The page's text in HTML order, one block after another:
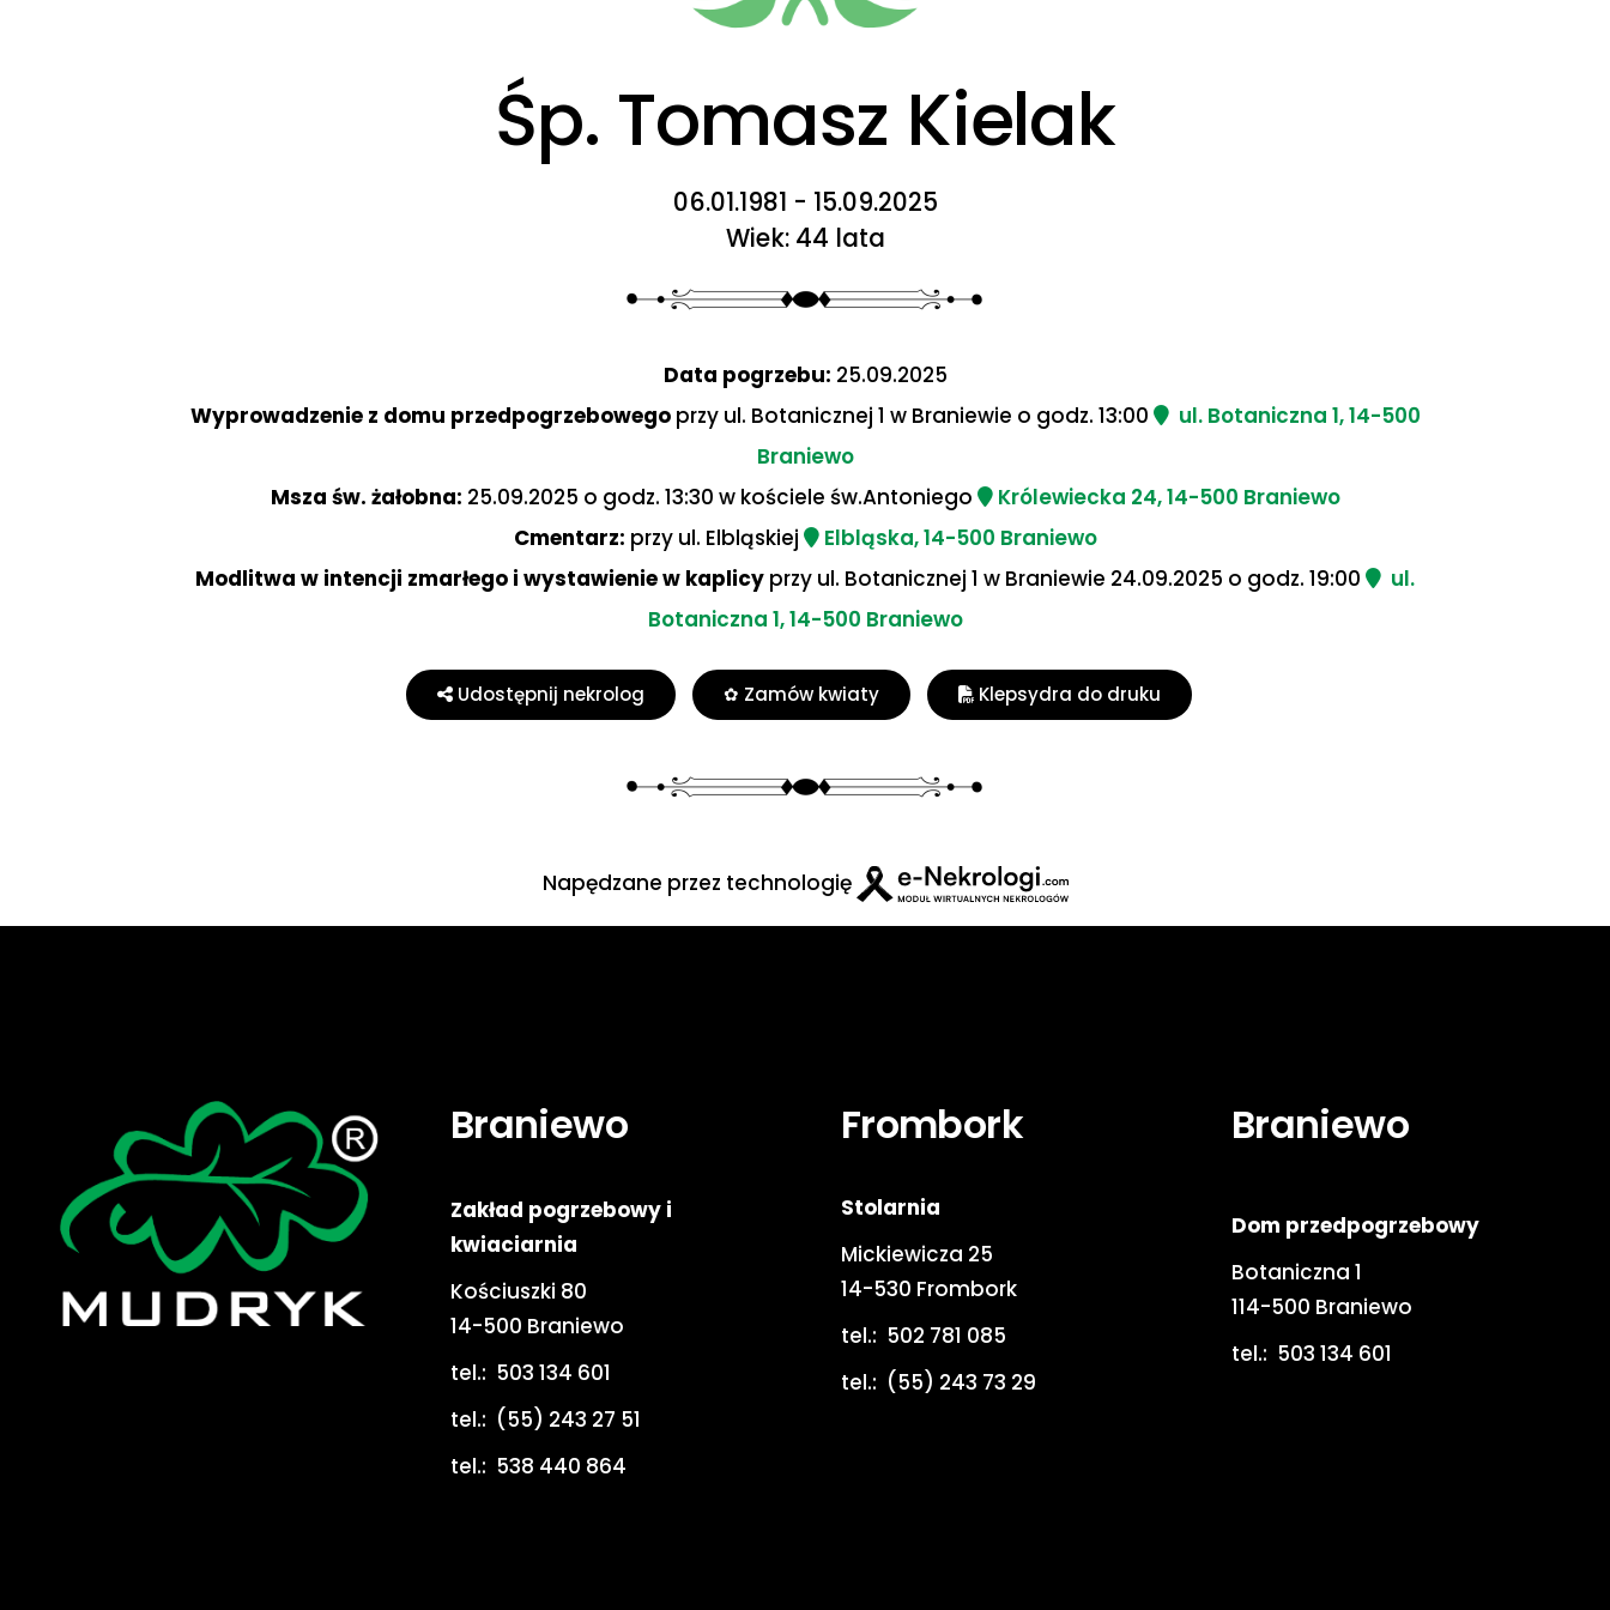
Śp. Tomasz Kielak
06.01.1981 - 15.09.2025
Wiek: 44 lata
Data pogrzebu: 25.09.2025
Wyprowadzenie z domu przedpogrzebowegoprzy ul. Botanicznej 1 w Braniewie o godz. 13:00
ul. Botaniczna 1, 14-500
Braniewo
Msza św. żałobna: 25.09.2025 o godz. 13:30 w kościele św.Antoniego
Królewiecka 24, 14-500 Braniewo
Cmentarz: przy ul. Elbląskiej
Elbląska, 14-500 Braniewo
Modlitwa w intencji zmarłego i wystawienie w kaplicy przy ul. Botanicznej 1 w Braniewie 24.09.2025 o godz. 19:00
ul.
Botaniczna 1, 14-500 Braniewo
Udostępnij nekrolog ✿ Zamów kwiaty Klepsydra do druku
Napędzane przez technologię
Braniewo
Zakład pogrzebowy i
kwiaciarnia
Kościuszki 80
14-500 Braniewo
tel.: 503 134 601
tel.: (55) 243 27 51
tel.: 538 440 864
Frombork
Stolarnia
Mickiewicza 25
14-530 Frombork
tel.: 502 781 085
tel.: (55) 243 73 29
Braniewo
Dom przedpogrzebowy
Botaniczna 1
114-500 Braniewo
tel.: 503 134 601